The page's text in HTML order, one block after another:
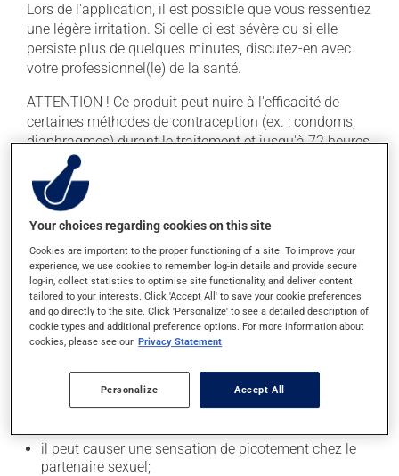
Lors de l'application, il est possible que vous ressentiez
une légère irritation. Si celle-ci est sévère ou si elle
persiste plus de quelques minutes, discutez-en avec
votre professionnel(le) de la santé.
ATTENTION ! Ce produit peut nuire à l'efficacité de
certaines méthodes de contraception (ex. : condoms,
diaphragmes) durant le traitement et jusqu'à 72 heures
après la fin de ce dernier.
En règle générale, on utilise ce produit une fois par jour.
Il est possible que votre pharmacien vous ait indiqué
un horaire différent qui est plus approprié pour vous.
On l'utilise habituellement en un traitement de
plusieurs jours. Pour en retirer tous les bénéfices
possibles, assurez-vous de le compléter.
Effets indésirables
En plus de ses effets recherchés, ce produit peut à
l'occasion entraîner certains effets indésirables (effets
il peut causer une sensation de picotement chez le
partenaire sexuel;
Your choices regarding cookies on this site
Cookies are important to the proper functioning of a site. To improve your
experience, we use cookies to remember log-in details and provide secure
log-in, collect statistics to optimise site functionality, and deliver content
tailored to your interests. Click 'Accept All' to save your cookie preferences
and go directly to the site. Click 'Personalize' to see a detailed description of
cookie types and additional preference options. For more information about
cookies, please see our Privacy Statement
Personalize Accept All